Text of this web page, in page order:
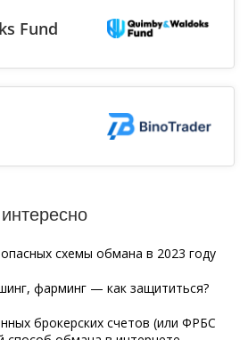
Fund
схемы обмана в 2023 году
фарминг — как защититься?
брокерских счетов (или ФРБС